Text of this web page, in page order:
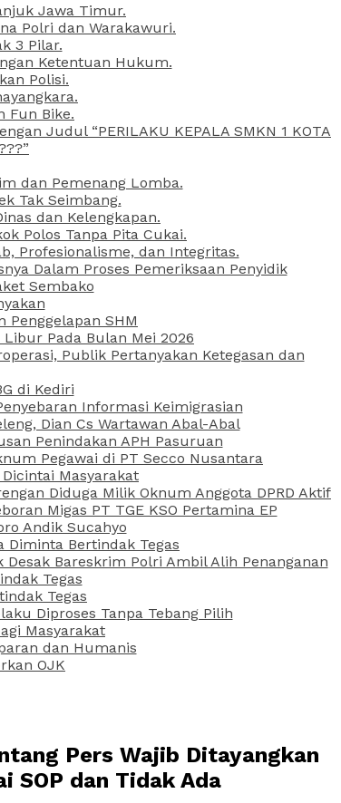
Jawa Timur.
Polri dan Warakawuri.
3 Pilar.
Ketentuan Hukum.
Polisi.
Fun Bike.
Judul “PERILAKU KEPALA SMKN 1 KOTA
dan Pemenang Lomba.
Tak Seimbang.
dan Kelengkapan.
Polos Tanpa Pita Cukai.
Profesionalisme, dan Integritas.
Dalam Proses Pemeriksaan Penyidik
Sembako
Penggelapan SHM
Pada Bulan Mei 2026
Publik Pertanyakan Ketegasan dan
di Kediri
Informasi Keimigrasian
Dian Cs Wartawan Abal-Abal
Penindakan APH Pasuruan
Pegawai di PT Secco Nusantara
Masyarakat
Diduga Milik Oknum Anggota DPRD Aktif
Migas PT TGE KSO Pertamina EP
Andik Sucahyo
Bertindak Tegas
Bareskrim Polri Ambil Alih Penanganan
Tegas
Tegas
Diproses Tanpa Tebang Pilih
Masyarakat
dan Humanis
OJK
Pers Wajib Ditayangkan
SOP dan Tidak Ada